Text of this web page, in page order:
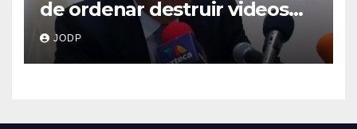
de ordenar destruir videos
clave del caso Ayotzinapa
JODP